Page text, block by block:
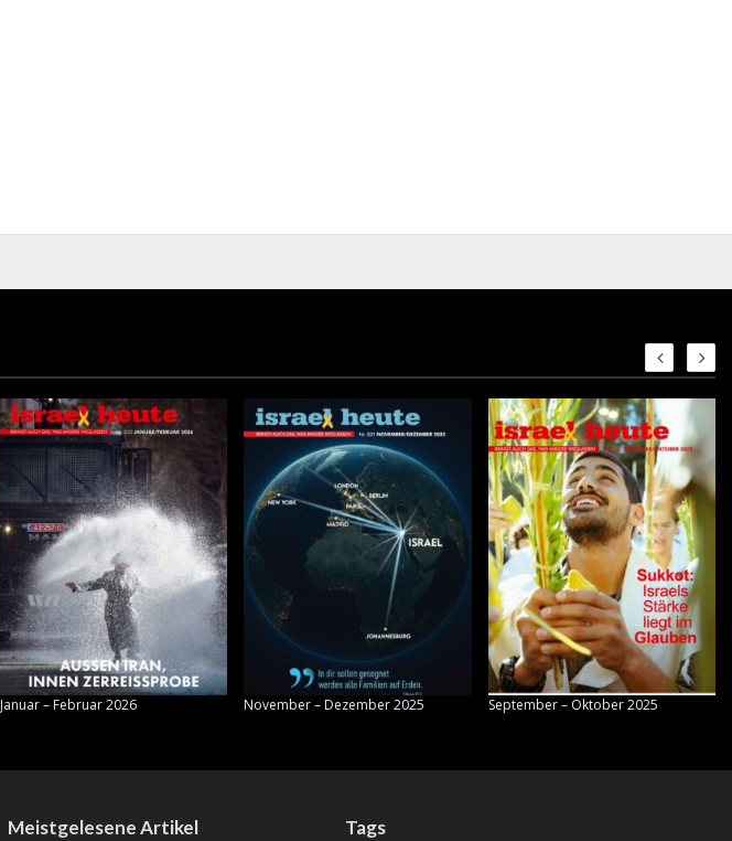
Januar – Februar 2026 November – Dezember 2025 September – Oktober 2025
Meistgelesene Artikel Tags